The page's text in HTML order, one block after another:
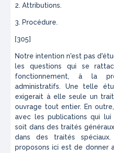
2. Attributions.
3. Procédure.
[305]
Notre intention n'est pas
les questions qui se
fonctionnement, à la
administratifs. Une telle
exigerait à elle seule un
ouvrage tout entier. En
avec les publications qui
soit dans des traités
dans des traités
proposons ici est de donner